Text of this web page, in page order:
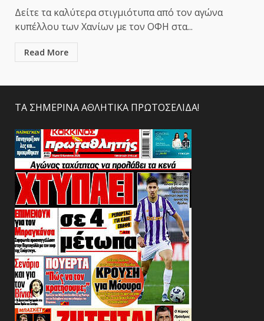
Δείτε τα καλύτερα στιγμιότυπα από τον αγώνα
κυπέλλου των Χανίων με τον ΟΦΗ στα...
Read More
ΤΑ ΣΗΜΕΡΙΝΑ ΑΘΛΗΤΙΚΑ ΠΡΩΤΟΣΕΛΙΔΑ!